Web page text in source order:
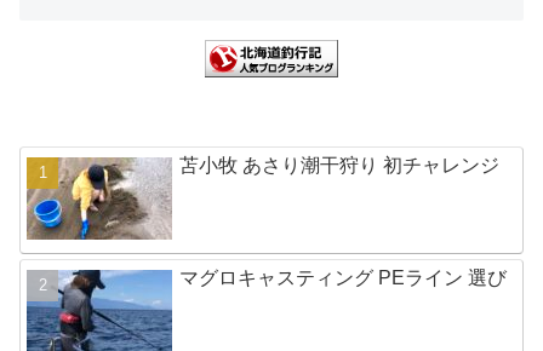
苫小牧 あさり潮干狩り 初チャレンジ
マグロキャスティング PEライン 選び